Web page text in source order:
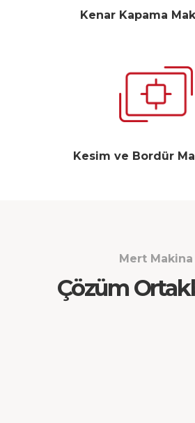
Kenar Kapama
Kesim ve Bordür
Mert Makina
Çözüm